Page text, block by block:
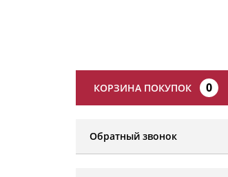
КОРЗИНА ПОКУПОК 0
Обратный звонок